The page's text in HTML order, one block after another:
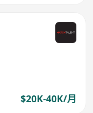
$20K-40K/月